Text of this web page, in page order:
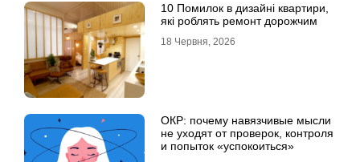
10 Помилок в дизайні квартири,
які роблять ремонт дорожчим
18 Червня, 2026
ОКР: почему навязчивые мысли
не уходят от проверок, контроля
и попыток «успокоиться»